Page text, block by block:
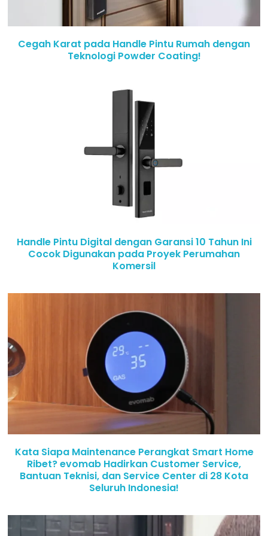
Cegah Karat pada Handle Pintu Rumah dengan
Teknologi Powder Coating!
Handle Pintu Digital dengan Garansi 10 Tahun Ini
Cocok Digunakan pada Proyek Perumahan
Komersil
Kata Siapa Maintenance Perangkat Smart Home
Ribet? evomab Hadirkan Customer Service,
Bantuan Teknisi, dan Service Center di 28 Kota
Seluruh Indonesia!